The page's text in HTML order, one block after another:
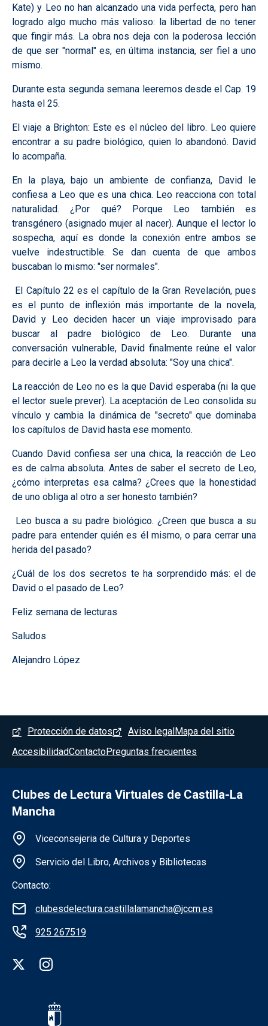
Kate) y Leo no han alcanzado una vida perfecta, pero han
logrado algo mucho más valioso: la libertad de no tener
que fingir más. La obra nos deja con la poderosa lección
de que ser "normal" es, en última instancia, ser fiel a uno
mismo.
Durante esta segunda semana leeremos desde el Cap. 19
hasta el 25.
El viaje a Brighton: Este es el núcleo del libro. Leo quiere
encontrar a su padre biológico, quien lo abandonó. David
lo acompaña.
En la playa, bajo un ambiente de confianza, David le
confiesa a Leo que es una chica. Leo reacciona con total
naturalidad. ¿Por qué? Porque Leo también es
transgénero (asignado mujer al nacer). Aunque el lector lo
sospecha, aquí es donde la conexión entre ambos se
vuelve indestructible. Se dan cuenta de que ambos
buscaban lo mismo: "ser normales".
El Capítulo 22 es el capítulo de la Gran Revelación, pues
es el punto de inflexión más importante de la novela,
David y Leo deciden hacer un viaje improvisado para
buscar al padre biológico de Leo. Durante una
conversación vulnerable, David finalmente reúne el valor
para decirle a Leo la verdad absoluta: "Soy una chica".
La reacción de Leo no es la que David esperaba (ni la que
el lector suele prever). La aceptación de Leo consolida su
vínculo y cambia la dinámica de "secreto" que dominaba
los capítulos de David hasta ese momento.
Cuando David confiesa ser una chica, la reacción de Leo
es de calma absoluta. Antes de saber el secreto de Leo,
¿cómo interpretas esa calma? ¿Crees que la honestidad
de uno obliga al otro a ser honesto también?
Leo busca a su padre biológico. ¿Creen que busca a su
padre para entender quién es él mismo, o para cerrar una
herida del pasado?
¿Cuál de los dos secretos te ha sorprendido más: el de
David o el pasado de Leo?
Feliz semana de lecturas
Saludos
Alejandro López
Menú del pie
Protección de datos Aviso legal Mapa del sitio
AccesibilidadContactoPreguntas frecuentes
Clubes de Lectura Virtuales de Castilla-La
Mancha
Información de la institución
Viceconsejeria de Cultura y Deportes
Servicio del Libro, Archivos y Bibliotecas
Contacto:
clubesdelectura.castillalamancha@jccm.es
925 267519
Redes sociales institución